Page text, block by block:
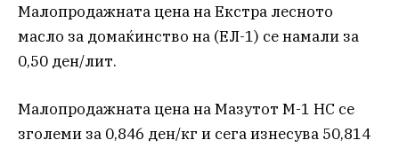
Малопродажната цена на Екстра лесното
масло за домаќинство на (ЕЛ-1) се намали за
0,50 ден/лит.
Малопродажната цена на Мазутот М-1 НС се
зголеми за 0,846 ден/кг и сега изнесува 50,814